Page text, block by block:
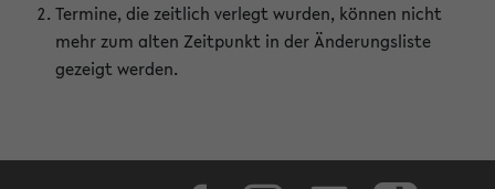
Termine, die zeitlich verlegt wurden, können nicht
mehr zum alten Zeitpunkt in der Änderungsliste
gezeigt werden.